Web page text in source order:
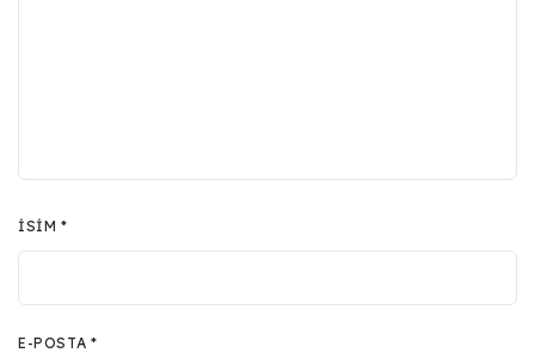
İSIM*
E-POSTA *